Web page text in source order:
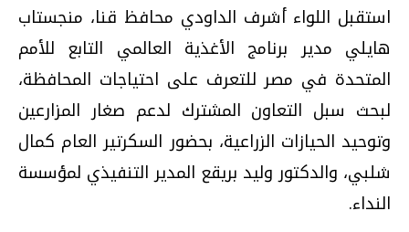
استقبل اللواء أشرف الداودي محافظ قنا، منجستاب
هايلي مدير برنامج الأغذية العالمي التابع للأمم
المتحدة في مصر للتعرف على احتياجات المحافظة،
لبحث سبل التعاون المشترك لدعم صغار المزارعين
وتوحيد الحيازات الزراعية، بحضور السكرتير العام كمال
شلبي، والدكتور وليد بريقع المدير التنفيذي لمؤسسة
النداء.